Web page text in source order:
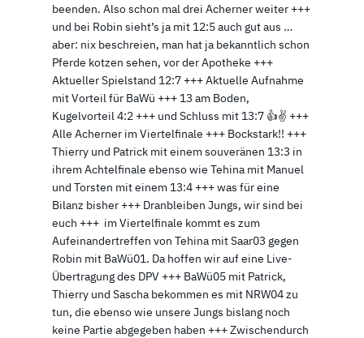
beenden. Also schon mal drei Acherner weiter +++
und bei Robin sieht’s ja mit 12:5 auch gut aus …
aber: nix beschreien, man hat ja bekanntlich schon
Pferde kotzen sehen, vor der Apotheke +++
Aktueller Spielstand 12:7 +++ Aktuelle Aufnahme
mit Vorteil für BaWü +++ 13 am Boden,
Kugelvorteil 4:2 +++ und Schluss mit 13:7 👍✌️ +++
Alle Acherner im Viertelfinale +++ Bockstark!! +++
Thierry und Patrick mit einem souveränen 13:3 in
ihrem Achtelfinale ebenso wie Tehina mit Manuel
und Torsten mit einem 13:4 +++ was für eine
Bilanz bisher +++ Dranbleiben Jungs, wir sind bei
euch +++ im Viertelfinale kommt es zum
Aufeinandertreffen von Tehina mit Saar03 gegen
Robin mit BaWü01. Da hoffen wir auf eine Live-
Übertragung des DPV +++ BaWü05 mit Patrick,
Thierry und Sascha bekommen es mit NRW04 zu
tun, die ebenso wie unsere Jungs bislang noch
keine Partie abgegeben haben +++ Zwischendurch